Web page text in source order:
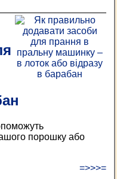
порошку або
=>>>=